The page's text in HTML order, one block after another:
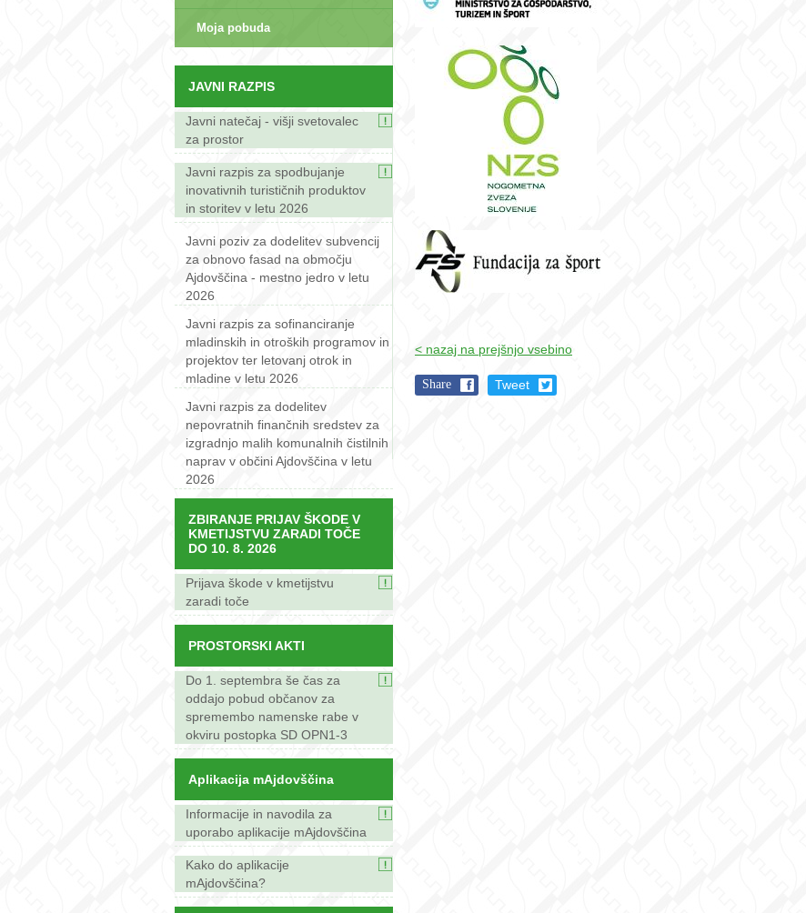
Moja pobuda
JAVNI RAZPIS
Javni natečaj - višji svetovalec
za prostor
Javni razpis za spodbujanje
inovativnih turističnih produktov
in storitev v letu 2026
Javni poziv za dodelitev subvencij
za obnovo fasad na območju
Ajdovščina - mestno jedro v letu
2026
Javni razpis za sofinanciranje
mladinskih in otroških programov in
projektov ter letovanj otrok in
mladine v letu 2026
Javni razpis za dodelitev
nepovratnih finančnih sredstev za
izgradnjo malih komunalnih čistilnih
naprav v občini Ajdovščina v letu
2026
ZBIRANJE PRIJAV ŠKODE V
KMETIJSTVU ZARADI TOČE
DO 10. 8. 2026
Prijava škode v kmetijstvu
zaradi toče
PROSTORSKI AKTI
Do 1. septembra še čas za
oddajo pobud občanov za
spremembo namenske rabe v
okviru postopka SD OPN1-3
Aplikacija mAjdovščina
Informacije in navodila za
uporabo aplikacije mAjdovščina
Kako do aplikacije
mAjdovščina?
< nazaj na prejšnjo vsebino
Share Tweet